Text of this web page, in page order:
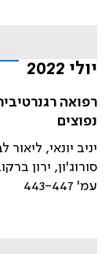
יולי 2022
רפואה
נפוצים
יניב יונאי,
סורוג'ון, ירון
עמ' 443-447